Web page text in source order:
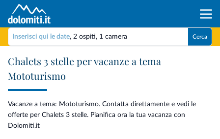
Inserisci qui le date, 2 ospiti, 1 camera Cerca
Chalets 3 stelle per vacanze a tema
Mototurismo
Vacanze a tema: Mototurismo. Contatta direttamente e vedi le
offerte per Chalets 3 stelle. Pianifica ora la tua vacanza con
Dolomiti.it